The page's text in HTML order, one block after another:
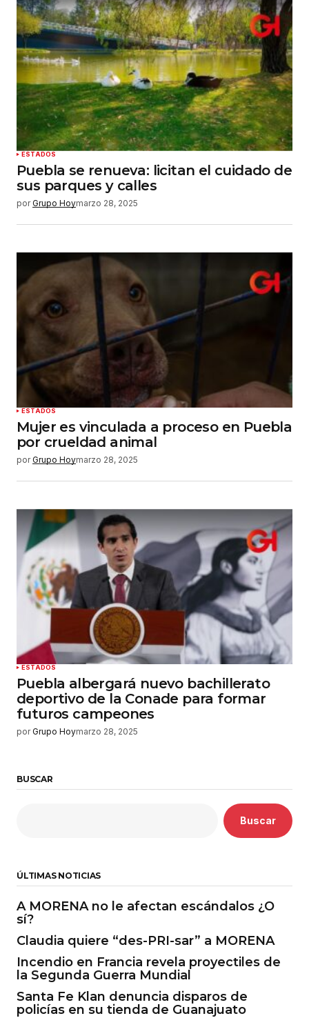
ESTADOS
Puebla se renueva: licitan el cuidado de
sus parques y calles
por Grupo Hoymarzo 28, 2025
ESTADOS
Mujer es vinculada a proceso en Puebla
por crueldad animal
por Grupo Hoymarzo 28, 2025
ESTADOS
Puebla albergará nuevo bachillerato
deportivo de la Conade para formar
futuros campeones
por Grupo Hoymarzo 28, 2025
BUSCAR
Buscar
ÚLTIMAS NOTICIAS
A MORENA no le afectan escándalos ¿O
sí?
Claudia quiere “des-PRI-sar” a MORENA
Incendio en Francia revela proyectiles de
la Segunda Guerra Mundial
Santa Fe Klan denuncia disparos de
policías en su tienda de Guanajuato